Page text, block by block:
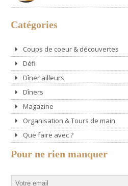
Catégories
Coups de coeur & découvertes
Défi
Dîner ailleurs
Dîners
Magazine
Organisation & Tours de main
Que faire avec ?
Pour ne rien manquer